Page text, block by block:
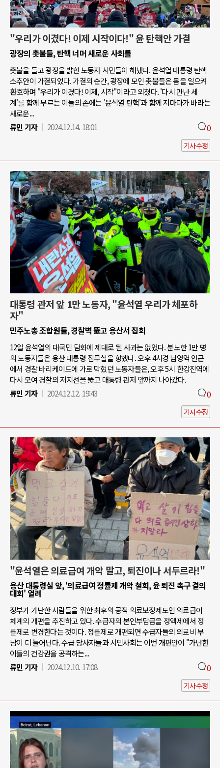
"우리가 이겼다! 이제 시작이다!" 윤 탄핵안 가결
광장의 촛불들, 탄핵 너머 새로운 사회를
촛불을 들고 광장을 밝힌 노동자 시민들이 해냈다. 윤석열 대통령 탄핵
소추안이 가결되었다. 가결의 순간, 광장에 모인 촛불들은 몸을 일으켜
환호하며 "우리가 이겼다! 이제, 시작"이라고 외쳤다. '다시 만난 세
계'를 함께 부르는 이들의 손에는 '윤석열 탄핵'과 함께 저마다가 바라는
새로운...
류민 기자
2024.12.14. 18:01 0
기사수정
대통령 관저 앞 1만 노동자, "윤석열 우리가 체포하
자"
민주노총 조합원들, 경찰벽 뚫고 용산서 집회
12일 윤석열의 대국민 담화에 제대로 된 사과는 없었다. 분노한 1만 명
의 노동자들은 용산 대통령 집무실을 향했다. 오후 4시경 남영역 인근
에서 경찰 바리케이드에 가로 막혔던 노동자들은, 오후 5시 한강진역에
다시 모여 경찰의 저지선을 뚫고 대통령 관저 앞까지 나아갔다.
류민 기자
2024.12.12. 19:43 0
기사수정
"윤석열은 의료급여 개악 말고, 퇴진이나 서두르라!"
용산 대통령실 앞, '의료급여 정률제 개악 철회, 윤 퇴진 촉구 결의
대회' 열려
정부가 가난한 사람들을 위한 최후의 공적 의료보장제도인 의료급여
체계의 개편을 추진하고 있다. 수급자의 본인부담금을 정액제에서 정
률제로 변경한다는 것이다. 정률제로 개편되면 수급자들의 의료비 부
담이 더 늘어난다. 수급 당사자들과 시민사회는 이번 개편안이 "가난한
이들의 건강권을 공격하는...
류민 기자
2024.12.10. 17:08 0
기사수정